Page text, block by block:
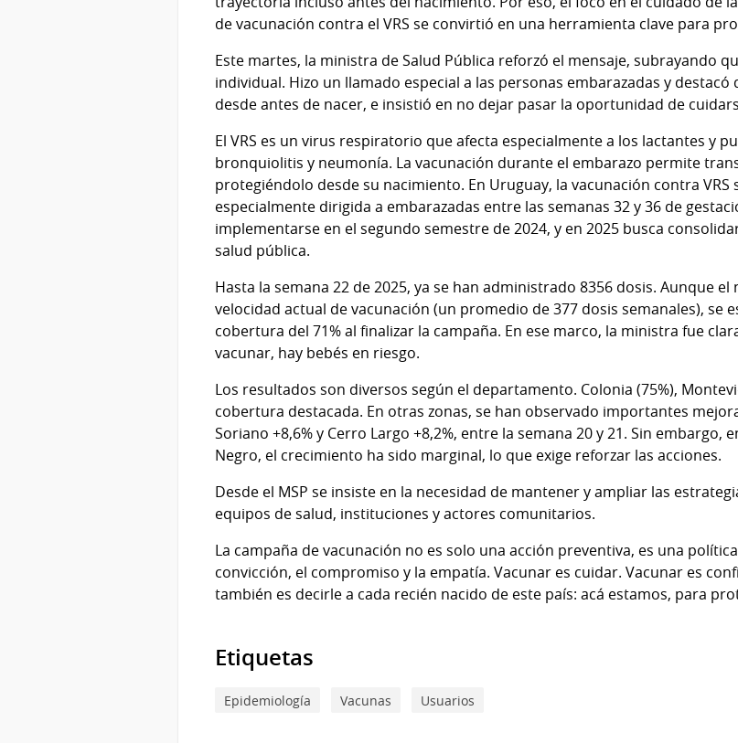
de vacunación contra el VRS se convirtió en una herramienta clave para
Este martes, la ministra de Salud Pública reforzó el mensaje, subrayando
individual. Hizo un llamado especial a las personas embarazadas y
desde antes de nacer, e insistió en no dejar pasar la oportunidad de
El VRS es un virus respiratorio que afecta especialmente a los lactantes y
bronquiolitis y neumonía. La vacunación durante el embarazo permite
protegiéndolo desde su nacimiento. En Uruguay, la vacunación contra
especialmente dirigida a embarazadas entre las semanas 32 y 36 de
implementarse en el segundo semestre de 2024, y en 2025 busca
salud pública.
Hasta la semana 22 de 2025, ya se han administrado 8356 dosis. Aunque
velocidad actual de vacunación (un promedio de 377 dosis semanales), se
cobertura del 71% al finalizar la campaña. En ese marco, la ministra fue
vacunar, hay bebés en riesgo.
Los resultados son diversos según el departamento. Colonia (75%),
cobertura destacada. En otras zonas, se han observado importantes
Soriano +8,6% y Cerro Largo +8,2%, entre la semana 20 y 21. Sin
Negro, el crecimiento ha sido marginal, lo que exige reforzar las acciones.
Desde el MSP se insiste en la necesidad de mantener y ampliar las
equipos de salud, instituciones y actores comunitarios.
La campaña de vacunación no es solo una acción preventiva, es una
convicción, el compromiso y la empatía. Vacunar es cuidar. Vacunar es
también es decirle a cada recién nacido de este país: acá estamos, para
Etiquetas
Epidemiología Vacunas Usuarios